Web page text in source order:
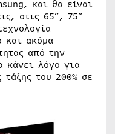
και θα είναι
στις 65”, 75”
και ακόμα
από την
κάνει λόγο για
τάξης του 200% σε